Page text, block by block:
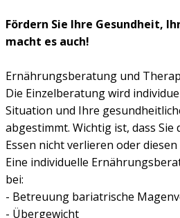
Fördern Sie Ihre Gesundheit,
macht es auch!
Ernährungsberatung und
Die Einzelberatung wird
Situation und Ihre
abgestimmt. Wichtig ist, dass Sie
Essen nicht verlieren oder
Eine individuelle
bei:
- Betreuung bariatrische
- Übergewicht